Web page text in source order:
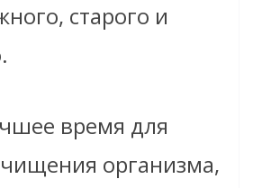
старого и
время для
организма,